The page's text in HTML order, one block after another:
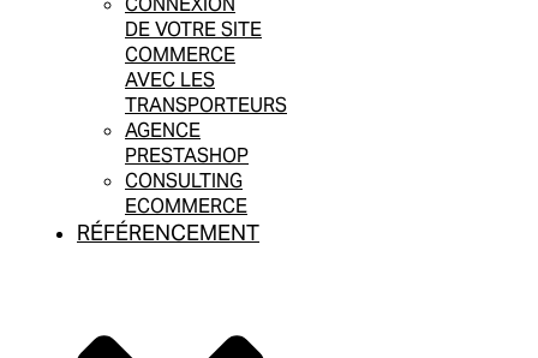
DE VOTRE SITE
COMMERCE
AVEC LES
TRANSPORTEURS
AGENCE
PRESTASHOP
CONSULTING
ECOMMERCE
RÉFÉRENCEMENT